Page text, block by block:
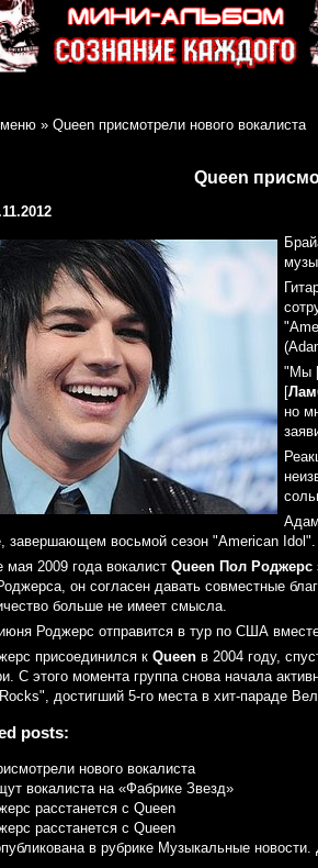
меню » Queen присмотрели нового вокалиста
Queen
"Мы
[
но
завершающем восьмой сезон "American
мая 2009 года вокалист Queen Пол Роджерс
он согласен давать совместные
больше не имеет смысла.
Роджерс отправится в тур по США
присоединился к Queen в 2004 году,
С этого момента группа снова начала
достигший 5-го места в хит-параде
posts:
нового вокалиста
вокалиста на «Фабрике Звезд»
расстанется с Queen
расстанется с Queen
в рубрике Музыкальные новости.